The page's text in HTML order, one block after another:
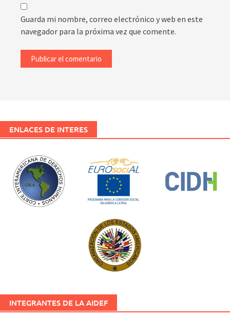
Guarda mi nombre, correo electrónico y web en este
navegador para la próxima vez que comente.
ENLACES DE INTERES
INTEGRANTES DE LA AIDEF